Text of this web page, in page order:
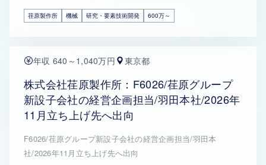
荏原製作所 機械 研究・要素技術開発 600万～
年収 640～1,040万円 東京都
株式会社荏原製作所：F6026/荏原グループ
新設子会社の経営企画担当/羽田本社/2026年
11月立ち上げ先へ出向
F6026/荏原グループ新設子会社の経営企画担当/羽田本
社/2026年11月立ち上げ先へ出向